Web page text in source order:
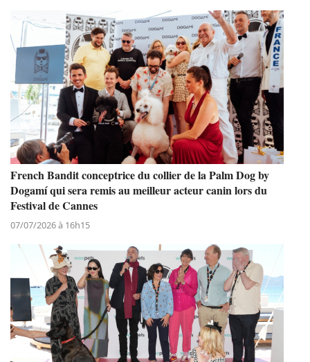
French Bandit conceptrice du collier de la Palm Dog by
Dogamí qui sera remis au meilleur acteur canin lors du
Festival de Cannes
07/07/2026 à 16h15